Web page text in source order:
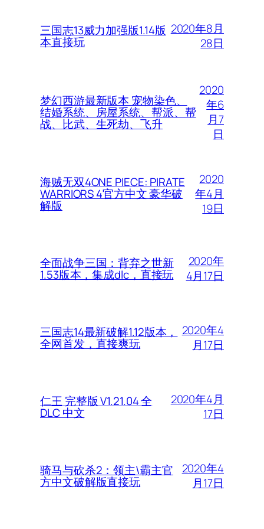
三国志13威力加强版1.14版
本直接玩
2020年8月
28日
梦幻西游最新版本 宠物染色、
结婚系统、房屋系统、帮派、帮
战、比武、生死劫、飞升
2020
年6
月7
日
海贼无双4ONE PIECE: PIRATE
WARRIORS 4官方中文 豪华破
解版
2020
年4月
19日
全面战争三国：背弃之世新
1.53版本，集成dlc，直接玩
2020年
4月17日
三国志14最新破解1.12版本，
全网首发，直接爽玩
2020年4
月17日
仁王 完整版 V1.21.04 全
DLC 中文
2020年4月
17日
骑马与砍杀2：领主\霸主官
方中文破解版直接玩
2020年4
月17日